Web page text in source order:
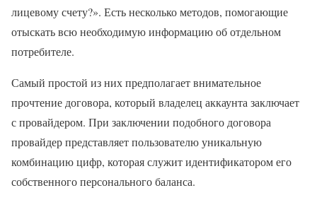
лицевому счету?». Есть несколько методов, помогающие
отыскать всю необходимую информацию об отдельном
потребителе.
Самый простой из них предполагает внимательное
прочтение договора, который владелец аккаунта заключает
с провайдером. При заключении подобного договора
провайдер представляет пользователю уникальную
комбинацию цифр, которая служит идентификатором его
собственного персонального баланса.